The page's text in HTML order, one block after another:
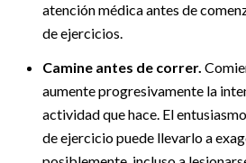
atención médica antes de
de ejercicios.
Camine antes de correr.
aumente progresivamente la
actividad que hace. El
de ejercicio puede llevarlo a